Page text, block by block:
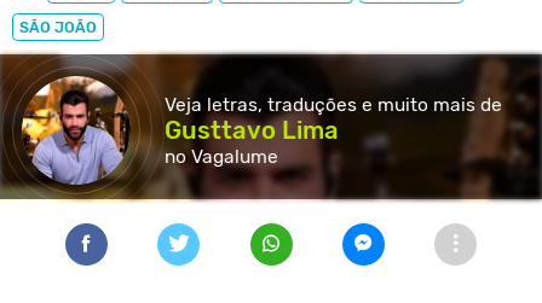
SÃO JOÃO
Veja letras, traduções e muito mais de
Gusttavo Lima
no Vagalume